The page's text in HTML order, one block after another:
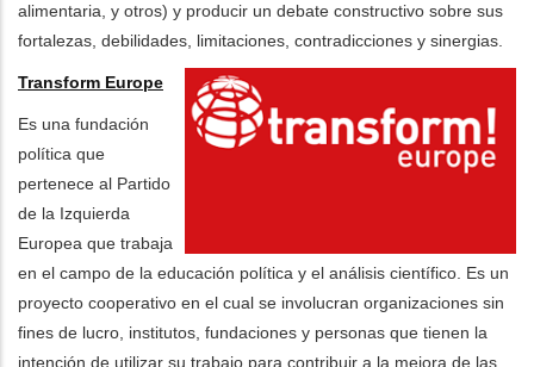
alimentaria, y otros) y producir un debate constructivo sobre sus
fortalezas, debilidades, limitaciones, contradicciones y sinergias.
Transform Europe
Es una fundación
política que
pertenece al Partido
de la Izquierda
Europea que trabaja
en el campo de la educación política y el análisis científico. Es un
proyecto cooperativo en el cual se involucran organizaciones sin
fines de lucro, institutos, fundaciones y personas que tienen la
intención de utilizar su trabajo para contribuir a la mejora de las